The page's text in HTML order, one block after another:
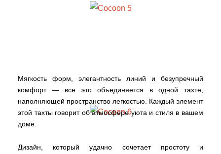
Мягкость форм, элегантность линий и безупречный
комфорт — все это объединяется в одной тахте,
наполняющей пространство легкостью. Каждый элемент
этой тахты говорит об атмосфере уюта и стиля в вашем
доме.
Дизайн, который удачно сочетает простоту и